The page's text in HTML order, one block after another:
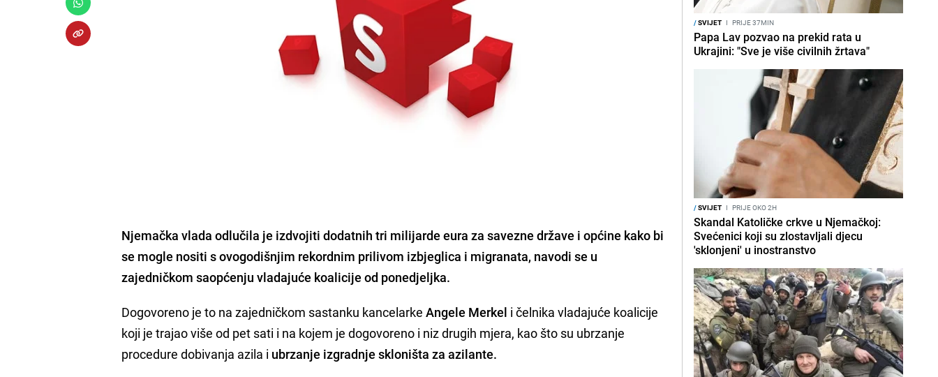
Njemačka vlada odlučila je izdvojiti dodatnih tri milijarde eura za savezne države i općine kako bi
se mogle nositi s ovogodišnjim rekordnim prilivom izbjeglica i migranata, navodi se u
zajedničkom saopćenju vladajuće koalicije od ponedjeljka.
Dogovoreno je to na zajedničkom sastanku kancelarkeAngele Merkel i čelnika vladajuće koalicije
koji je trajao više od pet sati i na kojem je dogovoreno i niz drugih mjera, kao što su ubrzanje
procedure dobivanja azila i ubrzanje izgradnje skloništa za azilante.
/SVIJET I PRIJE 37MIN
Papa Lav pozvao na prekid rata u
Ukrajini: "Sve je više civilnih žrtava"
/SVIJET I PRIJE OKO 2H
Skandal Katoličke crkve u Njemačkoj:
Svećenici koji su zlostavljali djecu
'sklonjeni' u inostranstvo